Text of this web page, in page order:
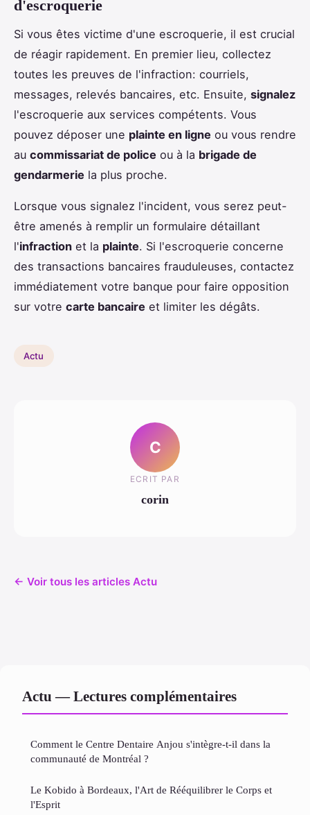
d'escroquerie
Si vous êtes victime d'une escroquerie, il est crucial
de réagir rapidement. En premier lieu, collectez
toutes les preuves de l'infraction: courriels,
messages, relevés bancaires, etc. Ensuite, signalez
l'escroquerie aux services compétents. Vous
pouvez déposer une plainte en ligne ou vous rendre
au commissariat de police ou à la brigade de
gendarmerie la plus proche.
Lorsque vous signalez l'incident, vous serez peut-
être amenés à remplir un formulaire détaillant
l'infraction et la plainte. Si l'escroquerie concerne
des transactions bancaires frauduleuses, contactez
immédiatement votre banque pour faire opposition
sur votre carte bancaire et limiter les dégâts.
Actu
C
ECRIT PAR
corin
← Voir tous les articles Actu
Actu — Lectures complémentaires
Comment le Centre Dentaire Anjou s'intègre-t-il dans la
communauté de Montréal ?
Le Kobido à Bordeaux, l'Art de Rééquilibrer le Corps et
l'Esprit